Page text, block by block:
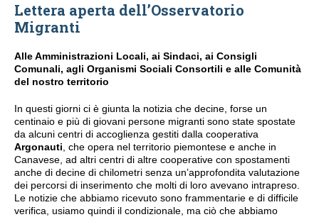
Lettera aperta dell’Osservatorio
Migranti
Alle Amministrazioni Locali, ai Sindaci, ai Consigli
Comunali, agli Organismi Sociali Consortili e alle Comunità
del nostro territorio
In questi giorni ci è giunta la notizia che decine, forse un
centinaio e più di giovani persone migranti sono state spostate
da alcuni centri di accoglienza gestiti dalla cooperativa
Argonauti , che opera nel territorio piemontese e anche in
Canavese, ad altri centri di altre cooperative con spostamenti
anche di decine di chilometri senza un’approfondita valutazione
dei percorsi di inserimento che molti di loro avevano intrapreso.
Le notizie che abbiamo ricevuto sono frammentarie e di difficile
verifica, usiamo quindi il condizionale, ma ciò che abbiamo